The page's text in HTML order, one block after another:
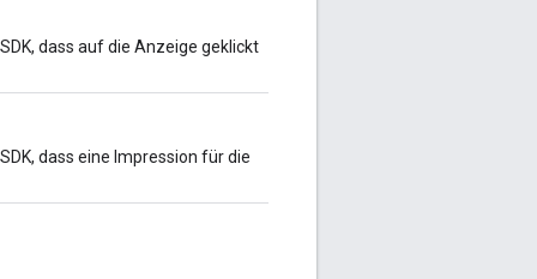
dass auf die Anzeige geklickt
dass eine Impression für die